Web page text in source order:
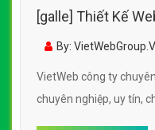
[galle] Thiết Kế
chuyên nghiệp
By:
VietWeb công ty
chuyên nghiệp, uy tín,